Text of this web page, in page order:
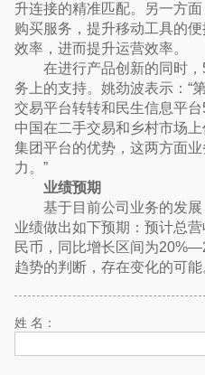
升连接的精准匹配。另一方
购买服务，提升移动工具的
效率，进而提升运营效率。
在进行产品创新的同时
务上的支持。姚劲波表示：“
交易平台转转和民生信息平台
中国在二手交易和乡村市场
集团平台的优势，这两方面
力。”
业绩预期
基于目前公司业务的发
业绩做出如下预期：预计总
民币，同比增长区间为
趋势的判断，存在变化的可能
姓 名：